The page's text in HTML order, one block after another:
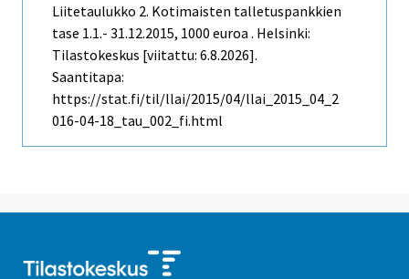
Liitetaulukko 2. Kotimaisten talletuspankkien
tase 1.1.- 31.12.2015, 1000 euroa . Helsinki:
Tilastokeskus [viitattu: 6.8.2026].
Saantitapa:
https://stat.fi/til/llai/2015/04/llai_2015_04_2
016-04-18_tau_002_fi.html